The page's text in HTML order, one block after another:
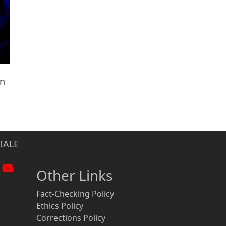
Other Links
Fact-Checking Policy
Ethics Policy
Corrections Policy